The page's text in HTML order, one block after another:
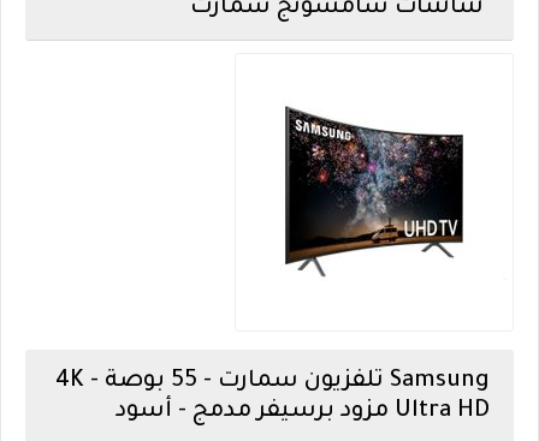
شاشات سامسونج سمارت
Samsung
تلفزيون سمارت - 55 بوصة - 4K
Ultra HD مزود برسيفر مدمج - أسود